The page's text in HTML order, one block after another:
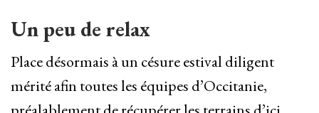
Un peu de relax
Place désormais à un césure estival diligent
mérité afin toutes les équipes d’Occitanie,